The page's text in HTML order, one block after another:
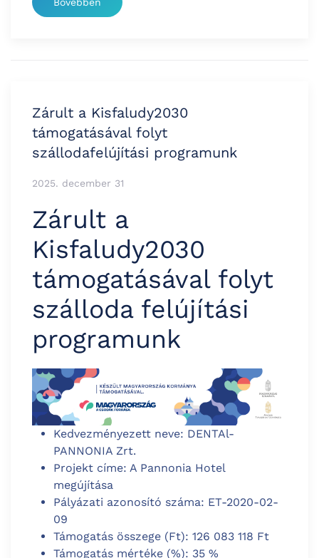
Zárult a Kisfaludy2030
támogatásával folyt
szállodafelújítási programunk
2025. december 31
Zárult a
Kisfaludy2030
támogatásával folyt
szálloda felújítási
programunk
Kedvezményezett neve: DENTAl-
PANNONIA Zrt.
Projekt címe: A Pannonia Hotel
megújítása
Pályázati azonosító száma: ET-2020-02-
09
Támogatás összege (Ft): 126 083 118 Ft
Támogatás mértéke (%): 35 %